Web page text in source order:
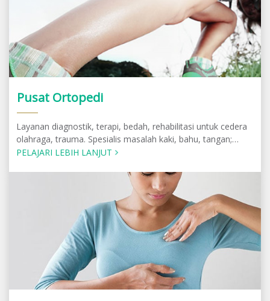
Pusat Ortopedi
Layanan diagnostik, terapi, bedah, rehabilitasi untuk cedera
olahraga, trauma. Spesialis masalah kaki, bahu, tangan;
tendonitis, osteoporosis.
PELAJARI LEBIH LANJUT